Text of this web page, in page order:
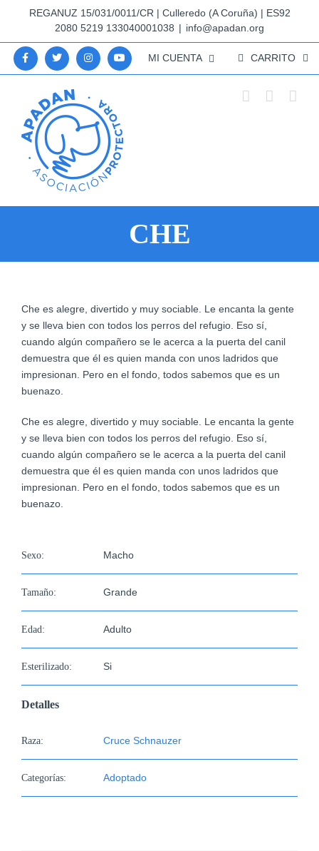
contenido
REGANUZ 15/031/0011/CR | Culleredo (A Coruña) | ES92
2080 5219 133040001038 | info@apadan.org
MI CUENTA CARRITO
CHE
Ver
imagen
más
grande
Che es alegre, divertido y muy sociable. Le encanta la gente
y se lleva bien con todos los perros del refugio. Eso sí,
cuando algún compañero se le acerca a la puerta del canil
demuestra que él es quien manda con unos ladridos que
impresionan. Pero en el fondo, todos sabemos que es un
buenazo.
Che es alegre, divertido y muy sociable. Le encanta la gente
y se lleva bien con todos los perros del refugio. Eso sí,
cuando algún compañero se le acerca a la puerta del canil
demuestra que él es quien manda con unos ladridos que
impresionan. Pero en el fondo, todos sabemos que es un
buenazo.
Sexo: Macho
Tamaño: Grande
Edad: Adulto
Esterilizado: Si
Detalles
Raza: Cruce Schnauzer
Categorías: Adoptado